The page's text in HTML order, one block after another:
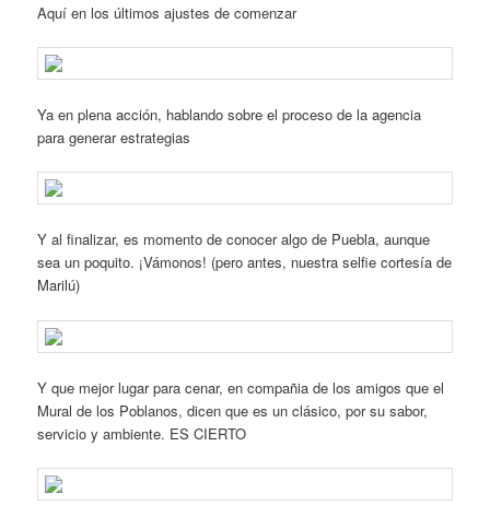
Aquí en los últimos ajustes de comenzar
Ya en plena acción, hablando sobre el proceso de la agencia
para generar estrategias
Y al finalizar, es momento de conocer algo de Puebla, aunque
sea un poquito. ¡Vámonos! (pero antes, nuestra selfie cortesía de
Marilú)
Y que mejor lugar para cenar, en compañia de los amigos que el
Mural de los Poblanos, dicen que es un clásico, por su sabor,
servicio y ambiente. ES CIERTO